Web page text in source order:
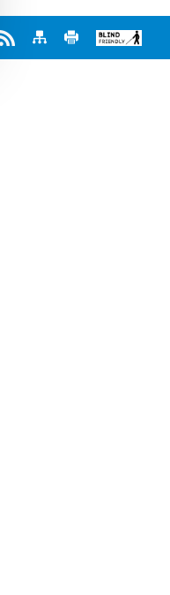
RssMapaTlač
Blind